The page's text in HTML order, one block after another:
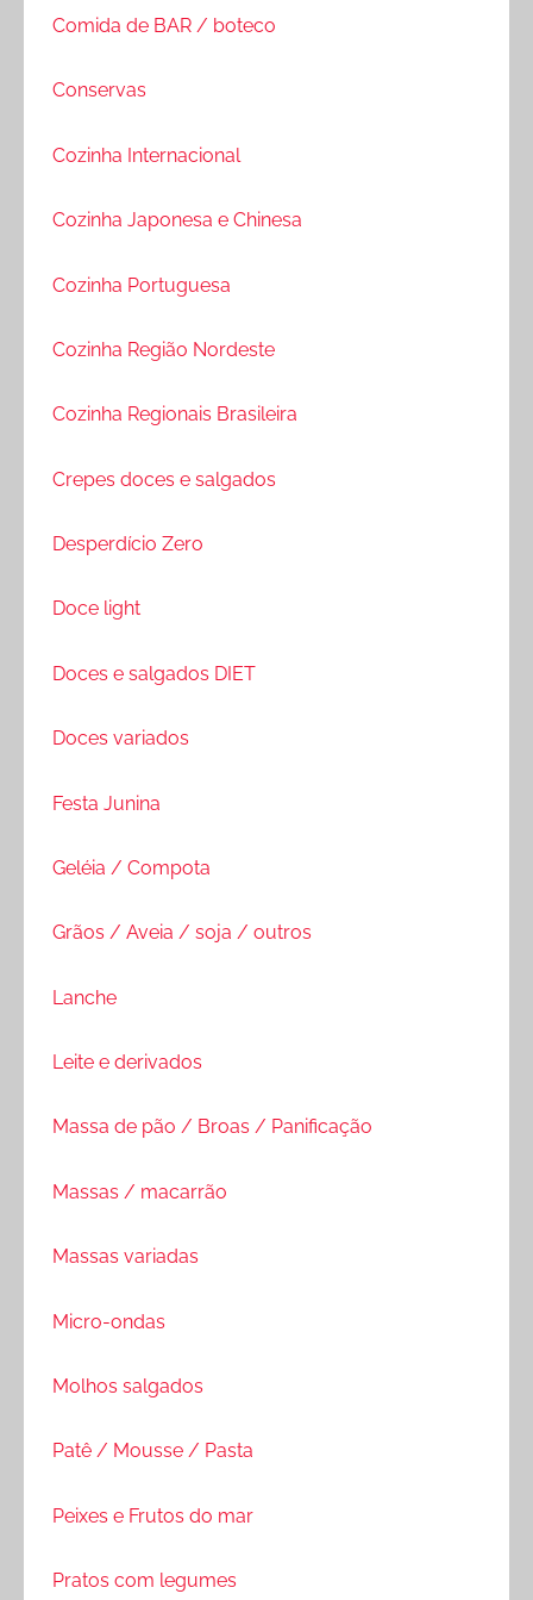
Comida de BAR / boteco
Conservas
Cozinha Internacional
Cozinha Japonesa e Chinesa
Cozinha Portuguesa
Cozinha Região Nordeste
Cozinha Regionais Brasileira
Crepes doces e salgados
Desperdício Zero
Doce light
Doces e salgados DIET
Doces variados
Festa Junina
Geléia / Compota
Grãos / Aveia / soja / outros
Lanche
Leite e derivados
Massa de pão / Broas / Panificação
Massas / macarrão
Massas variadas
Micro-ondas
Molhos salgados
Patê / Mousse / Pasta
Peixes e Frutos do mar
Pratos com legumes